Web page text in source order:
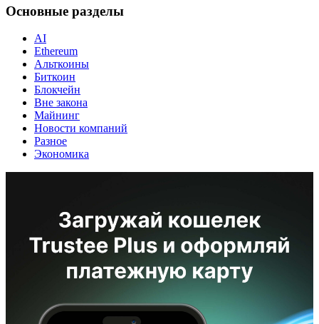
Основные разделы
AI
Ethereum
Альткоины
Биткоин
Блокчейн
Вне закона
Майнинг
Новости компаний
Разное
Экономика